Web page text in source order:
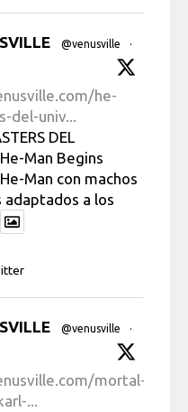
@venusville
·
he-
del-univ...
DEL
Man Begins
Man con machos
adaptados a los
@venusville
·
mortal-
...